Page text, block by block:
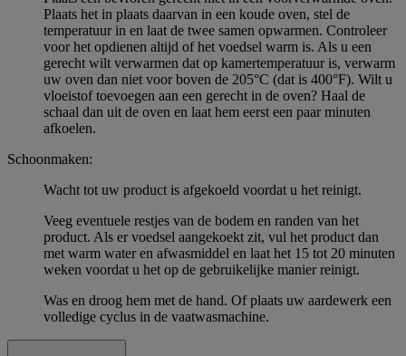
Plaats het in plaats daarvan in een koude oven, stel de
temperatuur in en laat de twee samen opwarmen. Controleer
voor het opdienen altijd of het voedsel warm is. Als u een
gerecht wilt verwarmen dat op kamertemperatuur is, verwarm
uw oven dan niet voor boven de 205°C (dat is 400°F). Wilt u
vloeistof toevoegen aan een gerecht in de oven? Haal de
schaal dan uit de oven en laat hem eerst een paar minuten
afkoelen.
Schoonmaken:
Wacht tot uw product is afgekoeld voordat u het reinigt.
Veeg eventuele restjes van de bodem en randen van het
product. Als er voedsel aangekoekt zit, vul het product dan
met warm water en afwasmiddel en laat het 15 tot 20 minuten
weken voordat u het op de gebruikelijke manier reinigt.
Was en droog hem met de hand. Of plaats uw aardewerk een
volledige cyclus in de vaatwasmachine.